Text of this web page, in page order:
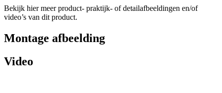
Bekijk hier meer product- praktijk- of detailafbeeldingen en/of
video’s van dit product.
Montage afbeelding
Video